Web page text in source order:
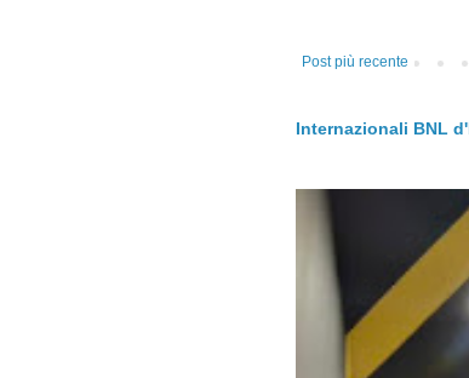
Post più recente
Internazionali BNL